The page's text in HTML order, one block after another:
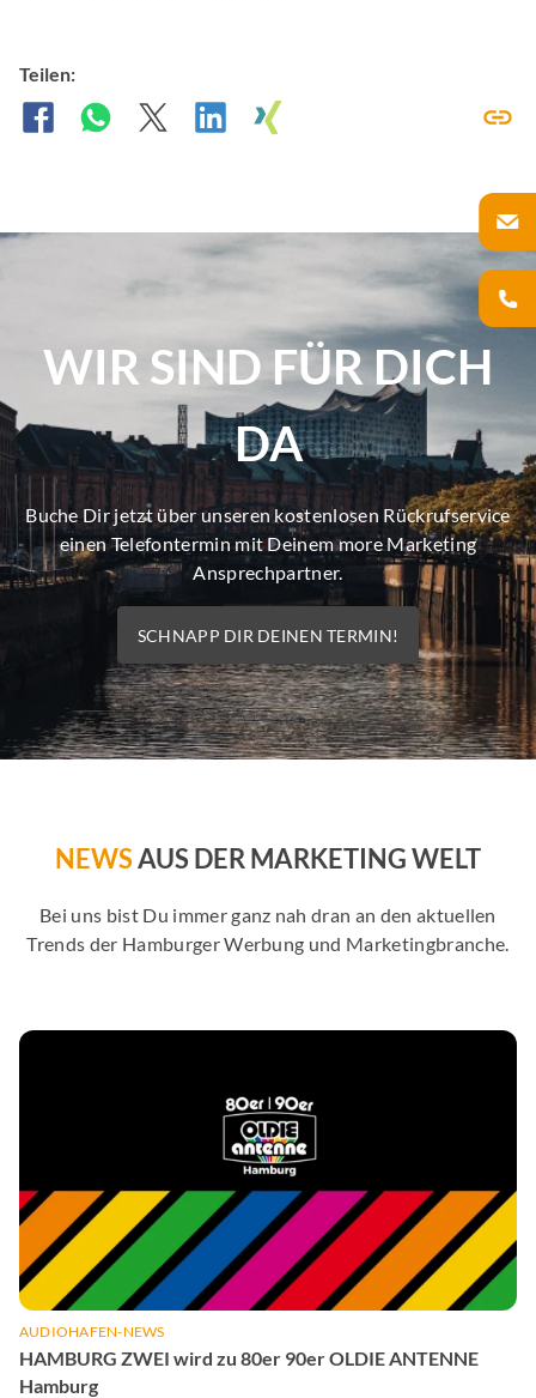
Teilen:
WIR SIND FÜR DICH
DA
Buche Dir jetzt über unseren kostenlosen Rückrufservice
einen Telefontermin mit Deinem more Marketing
Ansprechpartner.
SCHNAPP DIR DEINEN TERMIN!
NEWSAUS DER MARKETING WELT
Bei uns bist Du immer ganz nah dran an den aktuellen
Trends der Hamburger Werbung und Marketingbranche.
AUDIOHAFEN-NEWS
HAMBURG ZWEI wird zu 80er 90er OLDIE ANTENNE
Hamburg